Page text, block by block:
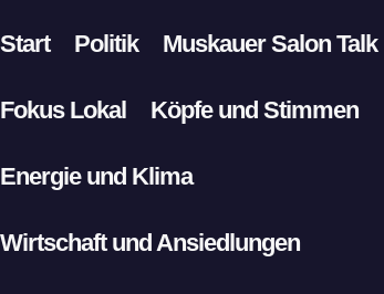
Start Politik Muskauer Salon Talk
Fokus Lokal Köpfe und Stimmen
Energie und Klima
Wirtschaft und Ansiedlungen